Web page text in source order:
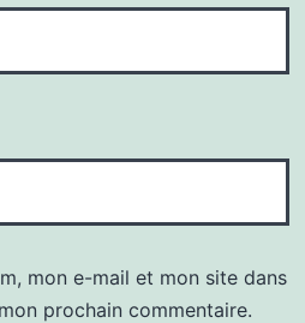
mon e-mail et mon site dans
prochain commentaire.